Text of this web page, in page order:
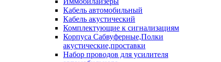
Кабель автомобильный
Кабель акустический
Комплектующие к сигнализациям
Корпуса Сабвуферные,Полки
акустические,проставки
Набор проводов для усилителя